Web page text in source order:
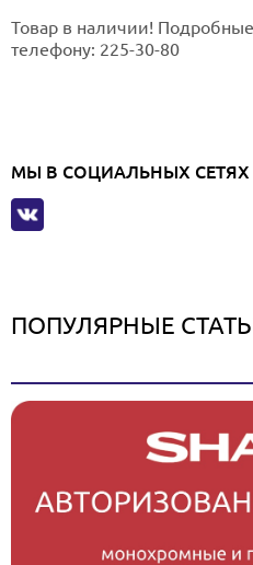
Товар в наличии!
телефону: 225-30-80
МЫ В СОЦИАЛЬНЫХ СЕТЯХ
ПОПУЛЯРНЫЕ